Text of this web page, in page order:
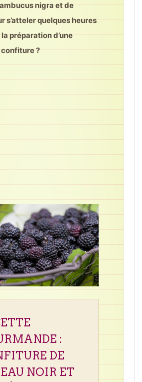
nigra et de
s’atteler quelques heures
préparation d’une
?
:
DE
NOIR ET